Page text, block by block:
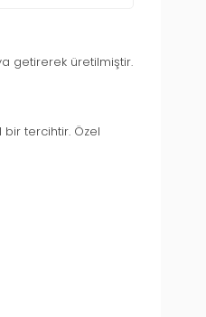
getirerek üretilmiştir.
tercihtir. Özel